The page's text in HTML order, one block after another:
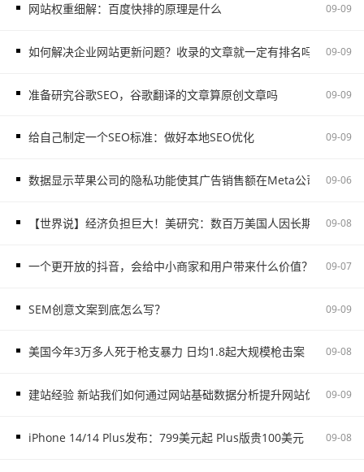
网站权重细解：百度快排的原理是什么 09-09
如何解决企业网站更新问题？收录的文章就一定有排名吗 09-09
准备研究谷歌SEO，谷歌翻译的文章算原创文章吗 09-09
给自己制定一个SEO标准：做好本地SEO优化 09-09
数据显示苹果公司的隐私功能使其广告销售额在Meta公司下降时
09-06
【世界说】经济负担巨大！美研究：数百万美国人因长期新冠肺炎
09-08
一个更开放的抖音，会给中小商家和用户带来什么价值？ 09-07
SEM创意文案到底怎么写？ 09-09
美国今年3万多人死于枪支暴力 日均1.8起大规模枪击案 09-08
建站经验 新站我们如何通过网站基础数据分析提升网站优化效果
09-09
iPhone 14/14 Plus发布：799美元起 Plus版贵100美元 09-08